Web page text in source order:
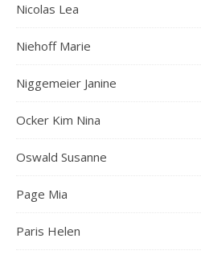
Nicolas Lea
Niehoff Marie
Niggemeier Janine
Ocker Kim Nina
Oswald Susanne
Page Mia
Paris Helen